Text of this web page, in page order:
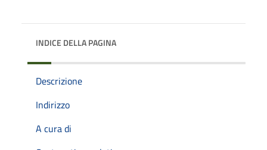
INDICE DELLA PAGINA
Descrizione
Indirizzo
A cura di